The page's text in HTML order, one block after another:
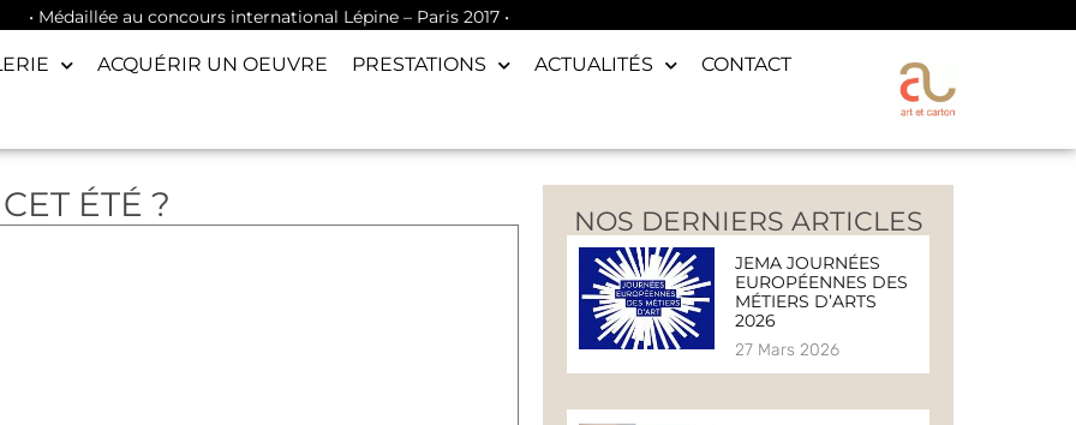
• Médaillée au concours international Lépine – Paris 2017 •
ACQUÉRIR UN OEUVRE PRESTATIONS ACTUALITÉS CONTACT
ÉTÉ ? NOS DERNIERS ARTICLES
JEMA JOURNÉES
EUROPÉENNES DES
MÉTIERS D’ARTS
2026
27 Mars 2026